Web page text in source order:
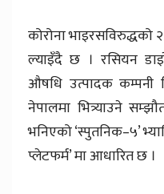
कोरोना
ल्याइँदै छ । रसियन
औषधि उत्पादक कम्पनी
नेपालमा भित्र्याउने
भनिएको ‘स्पुतनिक–५’
प्लेटफर्म’ मा आधारित छ ।